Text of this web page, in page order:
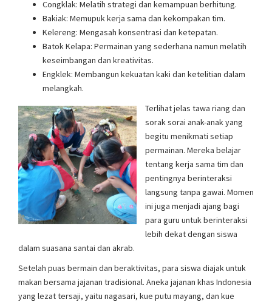
Congklak: Melatih strategi dan kemampuan berhitung.
Bakiak: Memupuk kerja sama dan kekompakan tim.
Kelereng: Mengasah konsentrasi dan ketepatan.
Batok Kelapa: Permainan yang sederhana namun melatih
keseimbangan dan kreativitas.
Engklek: Membangun kekuatan kaki dan ketelitian dalam
melangkah.
Terlihat jelas tawa riang dan
sorak sorai anak-anak yang
begitu menikmati setiap
permainan. Mereka belajar
tentang kerja sama tim dan
pentingnya berinteraksi
langsung tanpa gawai. Momen
ini juga menjadi ajang bagi
para guru untuk berinteraksi
lebih dekat dengan siswa
dalam suasana santai dan akrab.
Setelah puas bermain dan beraktivitas, para siswa diajak untuk
makan bersama jajanan tradisional. Aneka jajanan khas Indonesia
yang lezat tersaji, yaitu nagasari, kue putu mayang, dan kue